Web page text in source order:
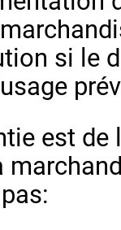
si le
est